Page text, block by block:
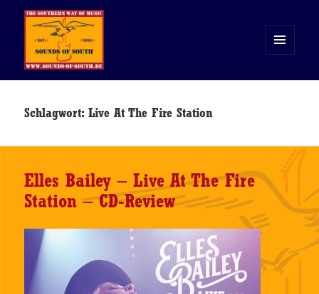
WIDGETS
Schlagwort:Live At The Fire Station
Elles Bailey – Live At The Fire
Station – CD-Review